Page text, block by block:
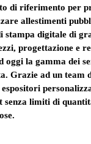
di riferimento per
allestimenti
stampa digitale di
progettazione e
oggi la gamma dei
Grazie ad un team
senza limiti di